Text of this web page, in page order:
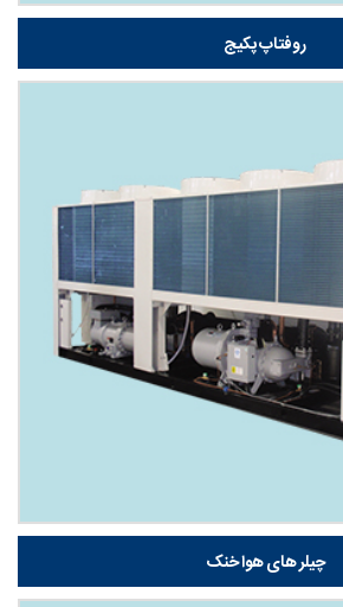
روفتاپ پکیج
چیلر های هوا خنک